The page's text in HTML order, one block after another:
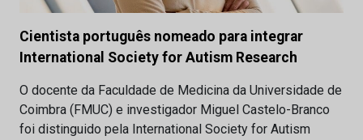
Cientista português nomeado para integrar
International Society for Autism Research
O docente da Faculdade de Medicina da Universidade de
Coimbra (FMUC) e investigador Miguel Castelo-Branco
foi distinguido pela International Society for Autism